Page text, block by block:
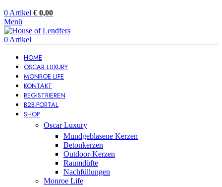
0 Artikel € 0,00
Menü
0 Artikel
HOME
OSCAR LUXURY
MONROE LIFE
KONTAKT
REGISTRIEREN
B2B-PORTAL
SHOP
Oscar Luxury
Mundgeblasene Kerzen
Betonkerzen
Outdoor-Kerzen
Raumdüfte
Nachfüllungen
Monroe Life